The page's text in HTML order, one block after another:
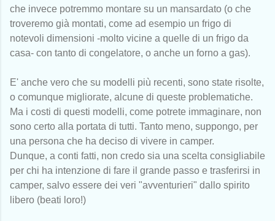
che invece potremmo montare su un mansardato (o che
troveremo già montati, come ad esempio un frigo di
notevoli dimensioni -molto vicine a quelle di un frigo da
casa- con tanto di congelatore, o anche un forno a gas).
E' anche vero che su modelli più recenti, sono state risolte,
o comunque migliorate, alcune di queste problematiche.
Ma i costi di questi modelli, come potrete immaginare, non
sono certo alla portata di tutti. Tanto meno, suppongo, per
una persona che ha deciso di vivere in camper.
Dunque, a conti fatti, non credo sia una scelta consigliabile
per chi ha intenzione di fare il grande passo e trasferirsi in
camper, salvo essere dei veri "avventurieri" dallo spirito
libero (beati loro!)